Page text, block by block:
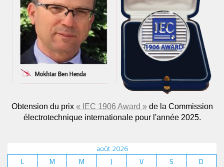
Obtension du prix « IEC 1906 Award »de la Commission
électrotechnique internationale pour l'année 2025.
août 2026
L
M M J V S
D